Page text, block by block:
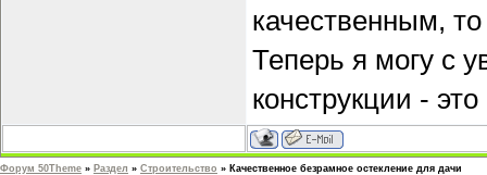
качественным,
Теперь я могу с
конструкции -
Форум 50Theme » Раздел » Строительство » Качественное безрамное остекление для дачи